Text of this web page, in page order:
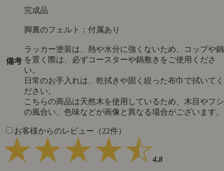
備考
完成品
脚裏のフェルト：付属あり
ラッカー塗装は、熱や水分に強くないため、コップや鍋
を置く際は、必ずコースターや鍋敷きをご使用くださ
い。
日常のお手入れは、乾拭きや固く絞った布巾で拭いてく
ださい。
こちらの商品は天然木を使用しているため、木目やフシ
の風合い、色味などが画像と異なる場合がございます。
お客様からのレビュー（22件）
4.8